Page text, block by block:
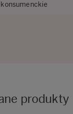
produkty